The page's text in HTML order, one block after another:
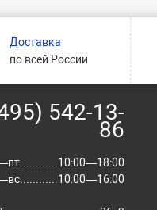
Доставка
по всей России
542-13-
86